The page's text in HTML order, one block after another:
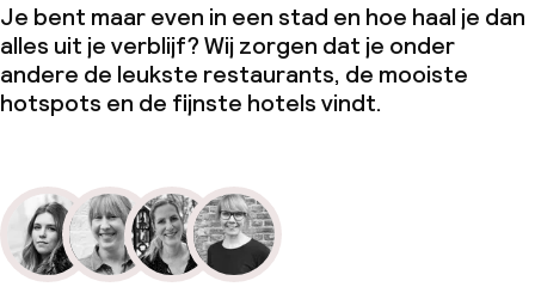
Je bent maar even in een stad en hoe haal je dan
alles uit je verblijf? Wij zorgen dat je onder
andere de leukste restaurants, de mooiste
hotspots en de fijnste hotels vindt.